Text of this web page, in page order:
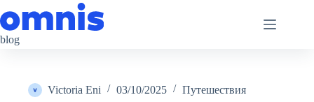
к
сути
blog
Victoria Eni 03/10/2025 Путешествия